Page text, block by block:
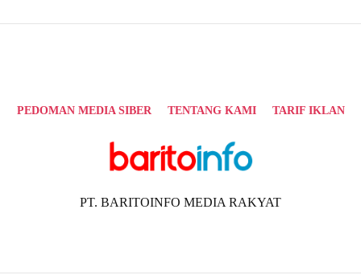
PEDOMAN MEDIA SIBER TENTANG KAMI TARIF IKLAN
PT. BARITOINFO MEDIA RAKYAT